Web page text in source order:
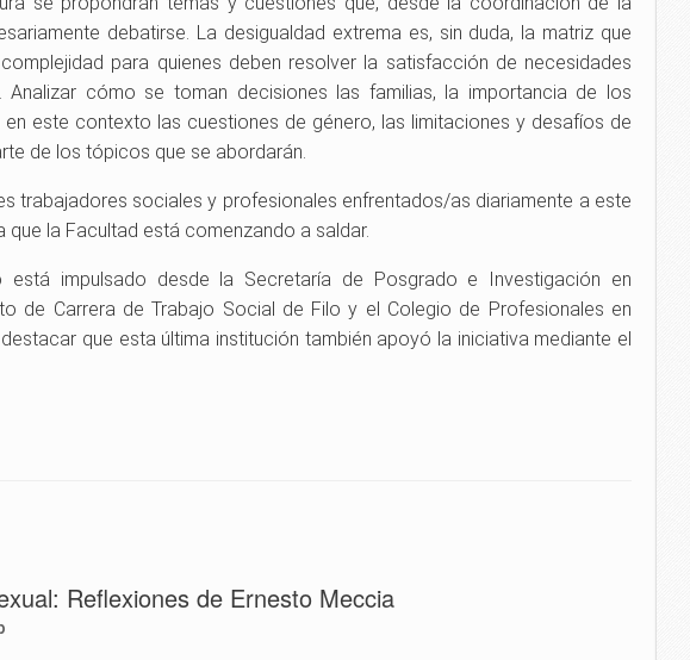
debatirse. La desigualdad extrema es, sin duda, la matriz que
para quienes deben resolver la satisfacción de necesidades
Analizar cómo se toman decisiones las familias, la importancia de los
este contexto las cuestiones de género, las limitaciones y desafíos de
de los tópicos que se abordarán.
trabajadores sociales y profesionales enfrentados/as diariamente a este
la Facultad está comenzando a saldar.
está impulsado desde la Secretaría de Posgrado e Investigación en
de Carrera de Trabajo Social de Filo y el Colegio de Profesionales en
que esta última institución también apoyó la iniciativa mediante el
Reflexiones de Ernesto Meccia